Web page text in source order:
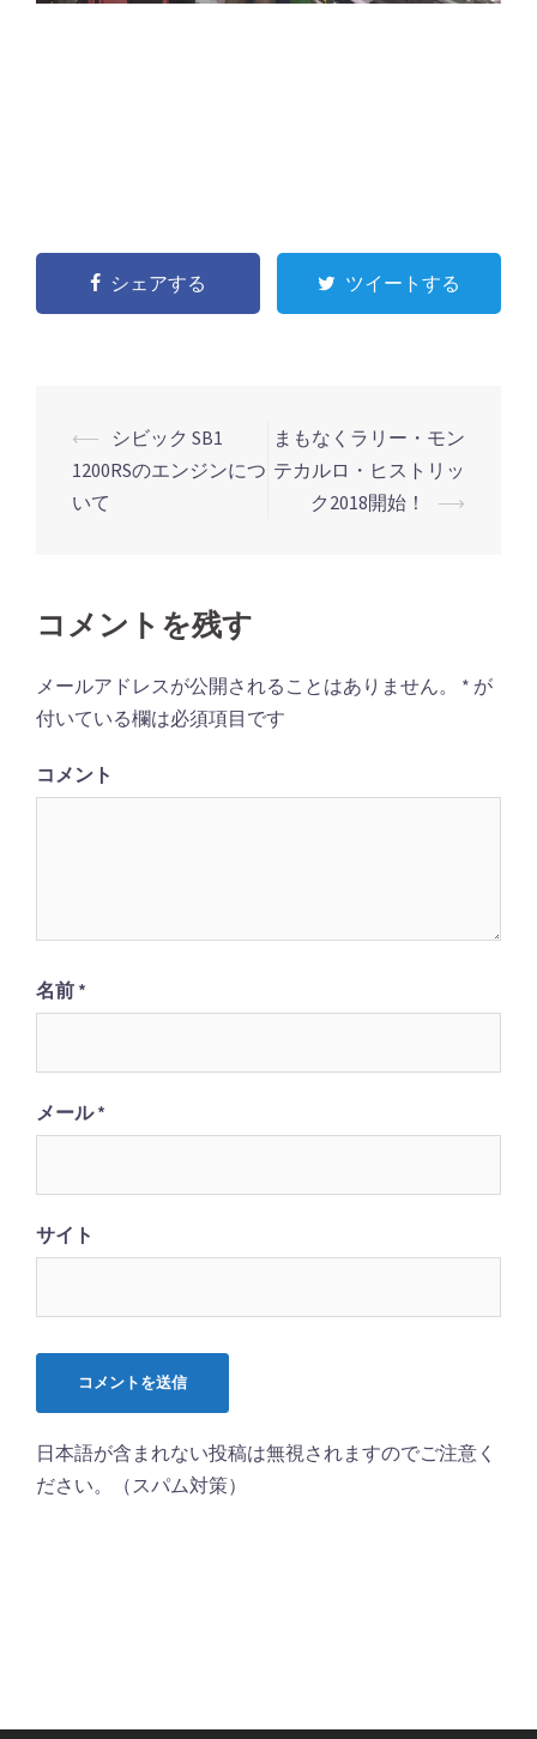
シェアする ツイートする
投
稿
ナ
ー
ョ
ン
⟵
シビック SB1
1200RSのエンジンにつ
いて
まもなくラリー・モン
テカルロ・ヒストリッ
ク2018開始！
⟶
コメントを残す
メールアドレスが公開されることはありません。 * が
付いている欄は必須項目です
コメント
名前 *
メール*
サイト
日本語が含まれない投稿は無視されますのでご注意く
ださい。（スパム対策）